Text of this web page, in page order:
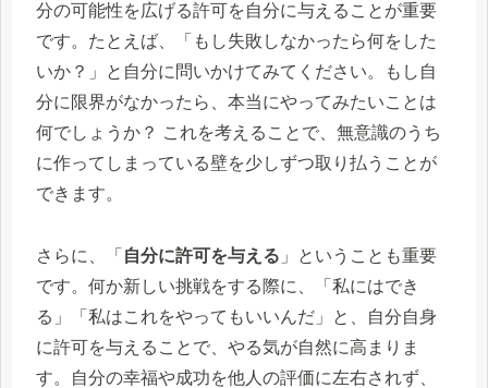
分の可能性を広げる許可を自分に与えることが重要
です。たとえば、「もし失敗しなかったら何をした
いか？」と自分に問いかけてみてください。もし自
分に限界がなかったら、本当にやってみたいことは
何でしょうか？ これを考えることで、無意識のうち
に作ってしまっている壁を少しずつ取り払うことが
できます。
さらに、「 自分に許可を与える 」ということも重要
です。何か新しい挑戦をする際に、「私にはでき
る」「私はこれをやってもいいんだ」と、自分自身
に許可を与えることで、やる気が自然に高まりま
す。自分の幸福や成功を他人の評価に左右されず、